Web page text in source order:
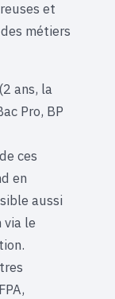
et
métiers
ans, la
Pro, BP
ces
en
aussi
via le